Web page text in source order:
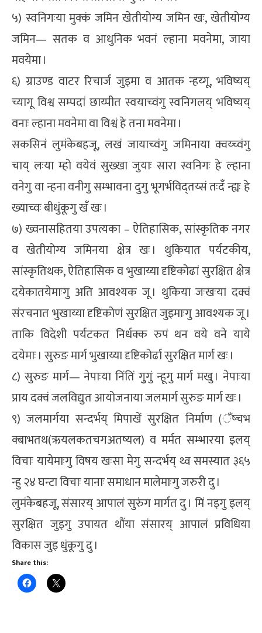
५) स्वनिगःया मुक्कं जमिन खेतीयोग्य जमिन खः, खेतीयोग्य
जमिन— सतक व आधुनिक भवनं ल्हाना मवनेमा, जाया
मवयेमा ।
६) ग्राउण्ड वाटर रिचार्ज जुइमा व आतक न्हय्गू, भविष्यय्
च्यागू विश्व सम्पदां छाय्पीत स्वयाच्वंगु स्वनिगलय् भविष्यय्
वनाः ल्हाना मवनेमा वा विश्वं हे तना मवनेमा ।
सकसिनं लुमंकेबहजू, लखं जायाच्वंगु जमिनाया क्वय्च्वंगु
चाय् लःया म्हो वयेवं सुख्खा जुयाः सारा स्वनिगः हे ल्हाना
वनेगु वा न्हना वनीगु सम्भावना दुगु भूगर्भविद्तय्सं तःदँ न्ह्यः हे
ख्याच्वः बीधुंकूगु खँ खः ।
७) ख्वनासहितया उपत्यका – ऐतिहासिक, सांस्कृतिक नगर
व खेतीयोग्य जमिनया क्षेत्र खः । थुकियात पर्यटकीय,
सांस्कृतिथक, ऐतिहासिक व भुखाय्या दृष्टिकोढां सुरक्षित क्षेत्र
दयेकातयेमाःगु अति आवश्यक जू । थुकिया जःखःया दक्वं
संरचनात भुखाय्या दृष्टिकोणं सुरक्षित जुइमाःगु आवश्यक जू ।
ताकि विदेशी पर्यटकत निर्धक्क रुपं थन वये वने याये
दयेमाः । सुरुङ मार्ग भुखाय्या दृष्टिकोर्ढा सुरक्षित मार्ग खः ।
८) सुरुङ मार्ग— नेपाःया निंतिं गुुगुं न्हूगु मार्ग मखु । नेपाःया
प्राय दक्वं जलविद्युत आयोजनाया जलमार्ग सुरुङ मार्ग खः ।
९) जलमार्गया सन्दर्भय् मिपाखें सुरक्षित निर्माण (ँष्चभ
क्बाभतथ(ऋयलकतचगअतष्यल) व मर्मत सम्भारया इलय्
विचाः यायेमाःगु विषय खःसा मेगु सन्दर्भय् थ्व समस्यात ३६५
न्हु २४ घन्टा विचाः यानाः समाधान मालेमाःगु जरुरी दु ।
लुमंकेबहजू, संसारय् आपालं सुरुंग मार्गत दु । मिं नइगु इलय्
सुरक्षित जुइगु उपायत थौंया संसारय् आपालं प्रविधिया
विकास जुइ धुंकूगु दु ।
Share this: